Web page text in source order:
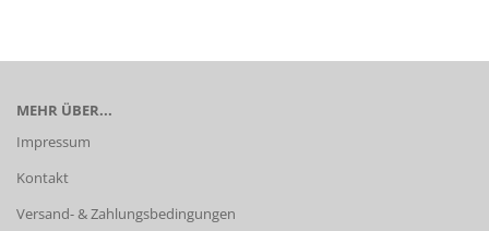
MEHR ÜBER...
Impressum
Kontakt
Versand- & Zahlungsbedingungen